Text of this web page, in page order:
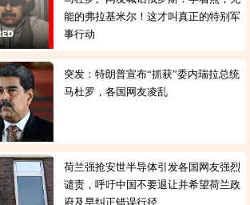
能的弗拉基米尔！这才叫真正的特别军
事行动
突发：特朗普宣布“抓获”委内瑞拉总统
马杜罗，各国网友凌乱
荷兰强抢安世半导体引发各国网友强烈
谴责，呼吁中国不要退让并希望荷兰政
府及早纠正错误行径